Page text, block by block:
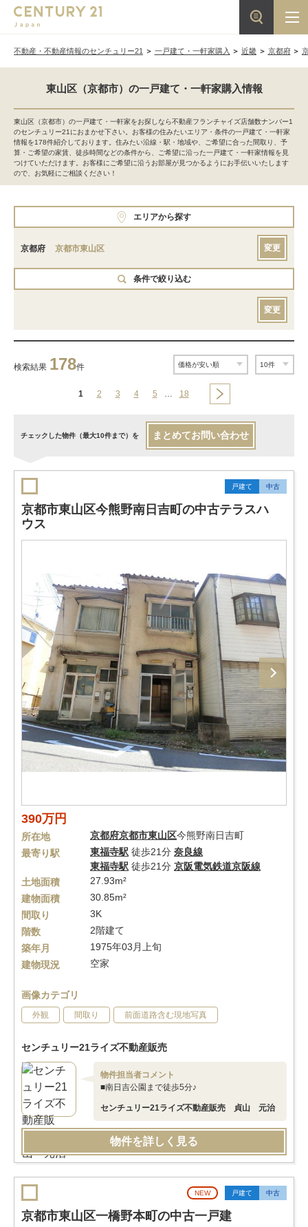
不動産・不動産情報のセンチュリー21 一戸建て・一軒家購入 近畿 京都府
東山区（京都市）の一戸建て・一軒家購入情報
東山区（京都市）の一戸建て・一軒家をお探しなら不動産フランチャイズ店舗数ナンバー1
のセンチュリー21におまかせ下さい。お客様の住みたいエリア・条件の一戸建て・一軒家
情報を178件紹介しております。住みたい沿線・駅・地域や、ご希望に合った間取り、予
算・ご希望の家賃、徒歩時間などの条件から、ご希望に沿った一戸建て・一軒家情報を見
つけていただけます。お客様にご希望に沿うお部屋が見つかるようにお手伝いいたします
ので、お気軽にご相談ください！
エリアから探す
京都府 京都市東山区 変更
条件で絞り込む
変更
検索結果 178件
1 2 3 4 5 … 18
チェックした物件（最大10件まで）を まとめてお問い合わせ
戸建て 中古
京都市東山区今熊野南日吉町の中古テラスハ
ウス
390万円
所在地 京都府京都市東山区今熊野南日吉町
最寄り駅
東福寺駅 徒歩21分 奈良線
東福寺駅 徒歩21分 京阪電気鉄道京阪線
土地面積
27.93m²
建物面積
30.85m²
間取り
3K
階数
2階建て
築年月
1975年03月上旬
建物現況
空家
画像カテゴリ
外観 間取り 前面道路含む現地写真
センチュリー21ライズ不動産販売
物件担当者コメント
■南日吉公園まで徒歩5分♪
センチュリー21ライズ不動産販売 貞山 元治
物件を詳しく見る
NEW 戸建て 中古
京都市東山区一橋野本町の中古一戸建